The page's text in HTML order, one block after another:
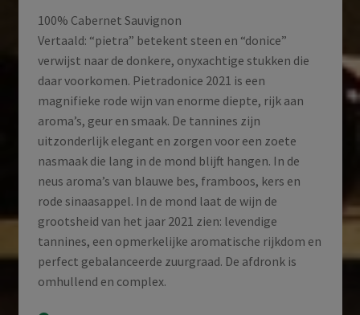
100% Cabernet Sauvignon
Vertaald: “pietra” betekent steen en “donice”
verwijst naar de donkere, onyxachtige stukken die
daar voorkomen. Pietradonice 2021 is een
magnifieke rode wijn van enorme diepte, rijk aan
aroma’s, geur en smaak. De tannines zijn
uitzonderlijk elegant en zorgen voor een zoete
nasmaak die lang in de mond blijft hangen. In de
neus aroma’s van blauwe bes, framboos, kers en
rode sinaasappel. In de mond laat de wijn de
grootsheid van het jaar 2021 zien: levendige
tannines, een opmerkelijke aromatische rijkdom en
perfect gebalanceerde zuurgraad. De afdronk is
omhullend en complex.